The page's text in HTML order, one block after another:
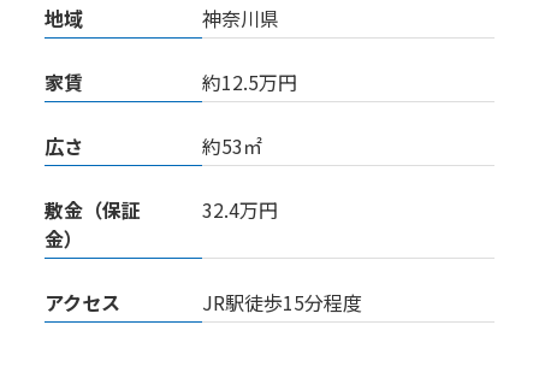
地域 神奈川県
家賃 約12.5万円
広さ 約53㎡
敷金（保証
金）
32.4万円
アクセス JR駅徒歩15分程度